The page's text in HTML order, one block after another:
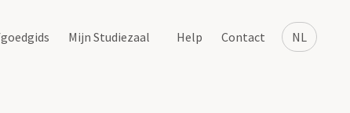
NL
Mijn Studiezaal Help Contact